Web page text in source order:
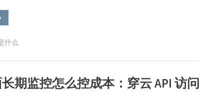
什么
期监控怎么控成本：穿云 API 访